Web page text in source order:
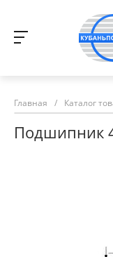
Главная / Каталог
Подшипник